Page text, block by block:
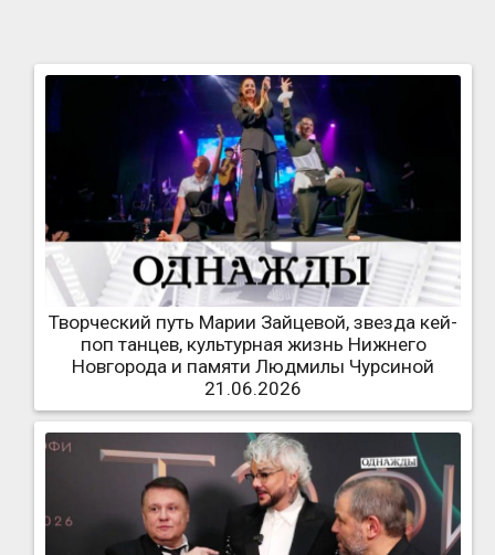
Творческий путь Марии Зайцевой, звезда кей-
поп танцев, культурная жизнь Нижнего
Новгорода и памяти Людмилы Чурсиной
21.06.2026